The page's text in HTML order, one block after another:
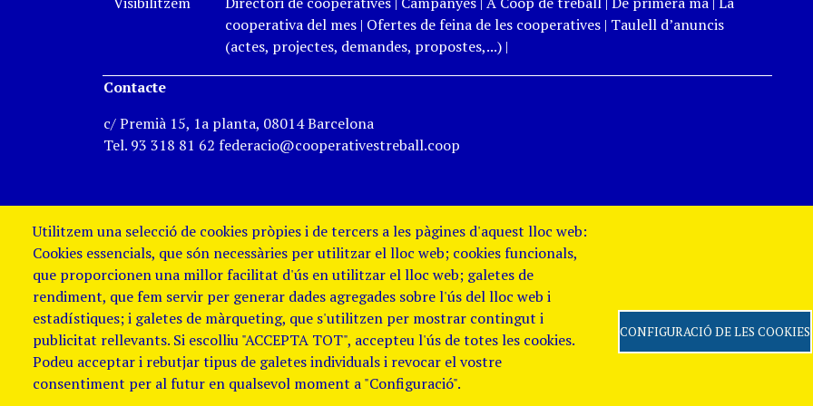
cooperativa del mes| Ofertes de feina de les cooperatives| Taulell d’anuncis
(actes, projectes, demandes, propostes,...)|
Contacte
c/ Premià 15, 1a planta, 08014 Barcelona
Tel. 93 318 81 62 federacio@cooperativestreball.coop
Utilitzem una selecció de cookies pròpies i de tercers a les pàgines d'aquest lloc web:
Cookies essencials, que són necessàries per utilitzar el lloc web; cookies funcionals,
que proporcionen una millor facilitat d'ús en utilitzar el lloc web; galetes de
rendiment, que fem servir per generar dades agregades sobre l'ús del lloc web i
estadístiques; i galetes de màrqueting, que s'utilitzen per mostrar contingut i
publicitat rellevants. Si escolliu "ACCEPTA TOT", accepteu l'ús de totes les cookies.
Podeu acceptar i rebutjar tipus de galetes individuals i revocar el vostre
consentiment per al futur en qualsevol moment a "Configuració".
CONFIGURACIÓ DE LES COOKIES
Avis Legal i Política de galetes Política de Privacitat
de denúncies